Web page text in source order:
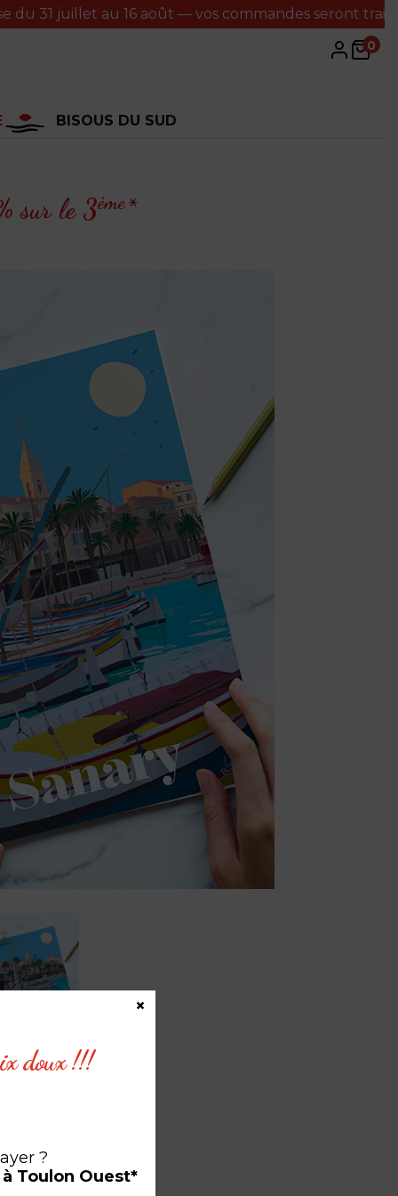
au 16 août — vos commandes seront traitées à
0
BISOUS DU SUD
sur le 3ème*
doux !!!
?
Toulon Ouest*
×